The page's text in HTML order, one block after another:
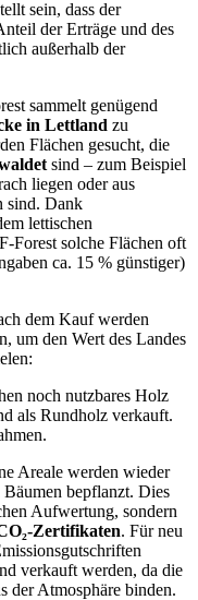
sein, dass der
der Erträge und des
außerhalb der
sammelt genügend
in Lettland zu
Flächen gesucht, die
sind – zum Beispiel
liegen oder aus
sind. Dank
lettischen
Forest solche Flächen oft
ca. 15 % günstiger)
dem Kauf werden
um den Wert des Landes
noch nutzbares Holz
als Rundholz verkauft.
Areale werden wieder
bepflanzt. Dies
Aufwertung, sondern
Zertifikaten. Für neu
verkauft werden, da die
der Atmosphäre binden.